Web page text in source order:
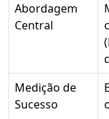
Abordagem
Central
Medição de
Sucesso